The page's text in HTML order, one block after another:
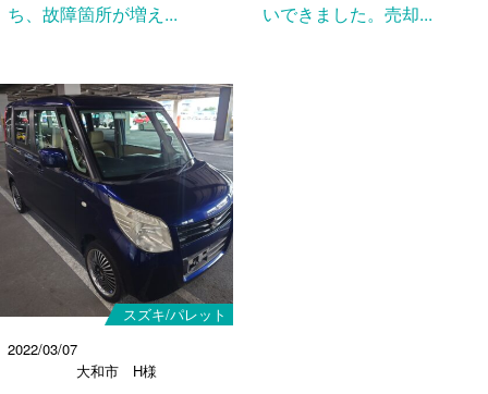
ち、故障箇所が増え...
いできました。売却...
スズキ/パレット
2022/03/07
大和市 H様